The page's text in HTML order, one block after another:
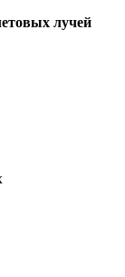
лучей